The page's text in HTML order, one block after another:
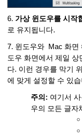
6. 가상 윈도우를 시작
로 유지됩니다.
7. 윈도우와
Mac 화면
도우 화면에서 제일
다. 이런 경우를 막기
에 맞게 설정할 수 있
주의 : 여기서
우의 모든 글자